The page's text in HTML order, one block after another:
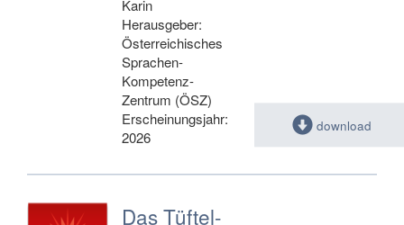
Karin
Herausgeber:
Österreichisches
Sprachen-
Kompetenz-
Zentrum (ÖSZ)
Erscheinungsjahr:
2026
download
Das Tüftel-